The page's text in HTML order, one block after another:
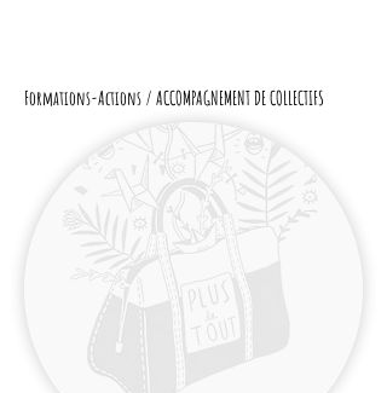
Formations-Actions / ACCOMPAGNEMENT DE COLLECTIFS